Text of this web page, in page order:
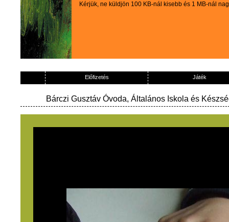
Kérjük, ne küldjön 100 KB-nál kisebb és 1 MB-nál
Előfizetés Játék
Bárczi Gusztáv Óvoda, Általános Iskola és